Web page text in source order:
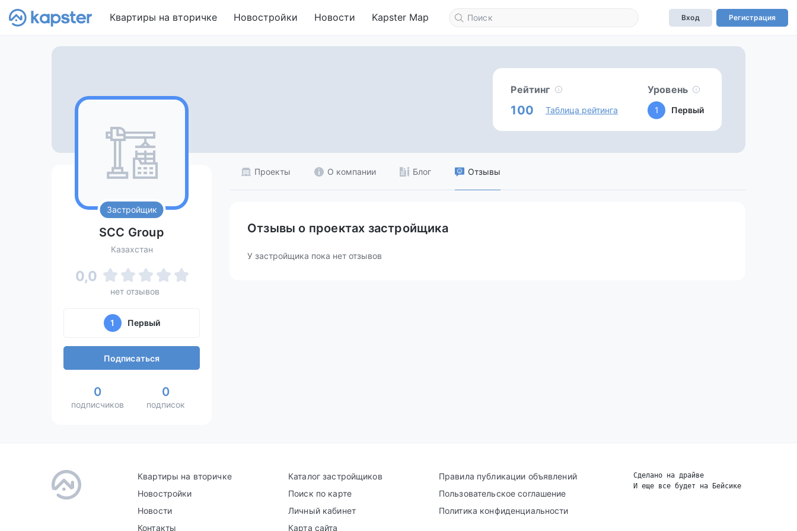
Квартиры на вторичке Новостройки Новости Kapster Map Вход Регистрация
Рейтинг
100 Таблица рейтинга
Уровень
1 Первый
Застройщик
SCC Group
Казахстан
0,0
нет отзывов
1 Первый
Подписаться
0
подписчиков
0
подписок
Проекты О компании Блог Отзывы
Отзывы о проектах застройщика
У застройщика пока нет отзывов
Квартиры на вторичке
Новостройки
Новости
Контакты
Каталог застройщиков
Поиск по карте
Личный кабинет
Карта сайта
Правила публикации объявлений
Пользовательское соглашение
Политика конфиденциальности
Сделано на драйве
И еще все будет на Бейсике